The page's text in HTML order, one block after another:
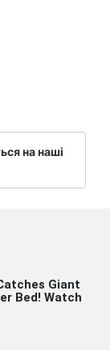
на наші